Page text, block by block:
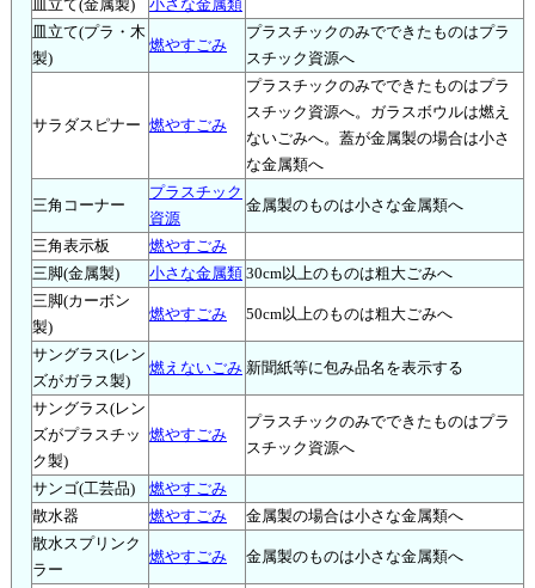
皿立て(金属製)
小さな金属類
皿立て(プラ・木
製)
燃やすごみ
プラスチックのみでできたものはプラ
スチック資源へ
サラダスピナー 燃やすごみ
プラスチックのみでできたものはプラ
スチック資源へ。ガラスボウルは燃え
ないごみへ。蓋が金属製の場合は小さ
な金属類へ
三角コーナー
プラスチック
資源
金属製のものは小さな金属類へ
三角表示板
燃やすごみ
三脚(金属製)
小さな金属類 30cm以上のものは粗大ごみへ
三脚(カーボン
製)
燃やすごみ 50cm以上のものは粗大ごみへ
サングラス(レン
ズがガラス製)
燃えないごみ 新聞紙等に包み品名を表示する
サングラス(レン
ズがプラスチッ
ク製)
燃やすごみ
プラスチックのみでできたものはプラ
スチック資源へ
サンゴ(工芸品)
燃やすごみ
散水器
燃やすごみ
金属製の場合は小さな金属類へ
散水スプリンク
ラー
燃やすごみ 金属製のものは小さな金属類へ